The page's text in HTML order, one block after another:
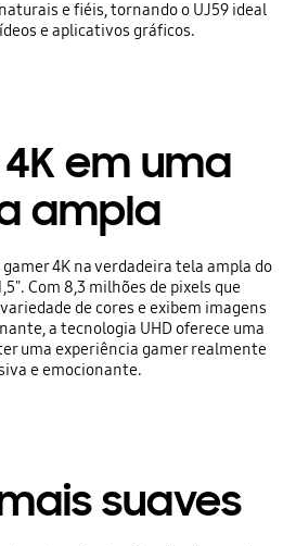
e fiéis, tornando o UJ59 ideal
e aplicativos gráficos.
em uma
ampla
4K na verdadeira tela ampla do
Com 8,3 milhões de pixels que
de cores e exibem imagens
a tecnologia UHD oferece uma
uma experiência gamer realmente
e emocionante.
suaves